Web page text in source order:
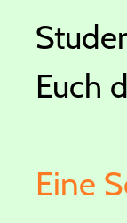
Euch
Eine